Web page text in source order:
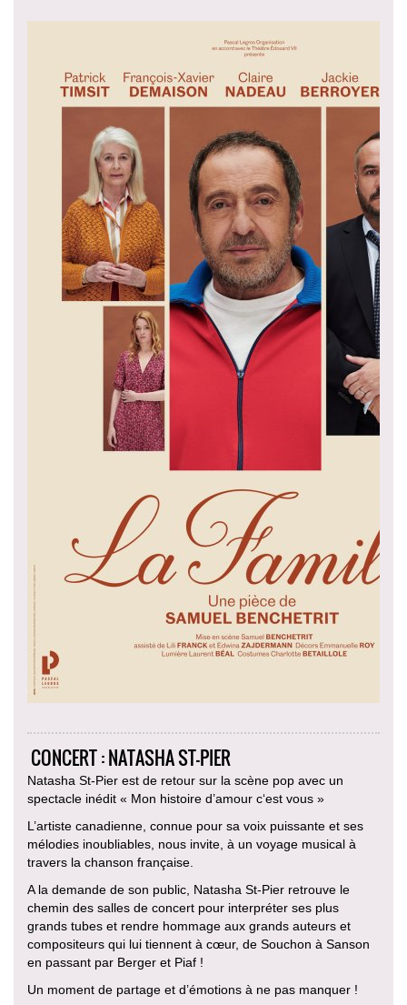
CONCERT : NATASHA ST-PIER
Natasha St-Pier est de retour sur la scène pop avec un
spectacle inédit « Mon histoire d’amour c‘est vous »
L’artiste canadienne, connue pour sa voix puissante et ses
mélodies inoubliables, nous invite, à un voyage musical à
travers la chanson française.
A la demande de son public, Natasha St-Pier retrouve le
chemin des salles de concert pour interpréter ses plus
grands tubes et rendre hommage aux grands auteurs et
compositeurs qui lui tiennent à cœur, de Souchon à Sanson
en passant par Berger et Piaf !
Un moment de partage et d’émotions à ne pas manquer !